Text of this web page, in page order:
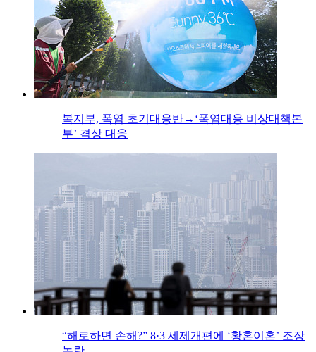
복지부, 폭염 초기대응반→‘폭염대응 비상대책본
부’ 격상 대응
“해로하면 손해?” 8·3 세제개편에 ‘황혼이혼’ 조장